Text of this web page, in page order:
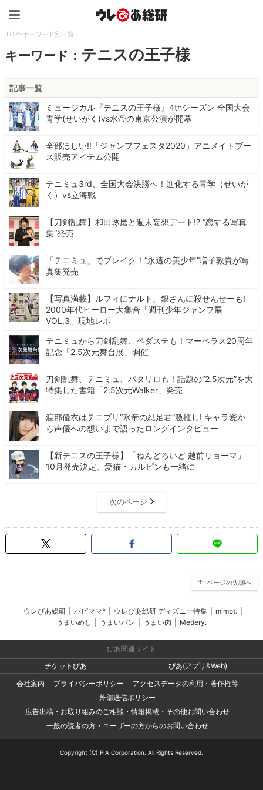
TOP>キーワード別一覧
キーワード： テニスの王子様
記事一覧
ミュージカル『テニスの王子様』4thシーズン 全国大会
青学(せいがく)vs氷帝の東京公演が開幕
全部ほしい!!「ジャンプフェスタ2020」アニメイトブー
ス販売アイテム公開
テニミュ3rd、全国大会決勝へ！進化する青学（せいが
く）vs立海戦
【刀剣乱舞】和田琢磨と週末妄想デート!? “恋する写真
集”発売
「テニミュ」でブレイク！“永遠の美少年”増子敦貴が写
真集発売
【写真満載】ルフィにナルト、銀さんに殺せんせーも!
2000年代ヒーロー大集合「週刊少年ジャンプ展
VOL.3」現地レポ
テニミュから刀剣乱舞、ペダステも！マーベラス20周年
記念「2.5次元舞台展」開催
刀剣乱舞、テニミュ、パタリロも！話題の“2.5次元”を大
特集した書籍「2.5次元Walker」発売
渡部優衣はテニプリ“氷帝の忍足君”激推し! キャラ愛か
ら声優への想いまで語ったロングインタビュー
【新テニスの王子様】「ねんどろいど 越前リョーマ」
10月発売決定、愛猫・カルピンも一緒に
次のページ
ページの先頭へ
ウレぴあ総研 ハピママ* ウレぴあ総研 ディズニー特集 mimot.
うまいめし
うまいパン うまい肉 Medery.
ぴあ関連サイト
チケットぴあ
ぴあ(アプリ&Web)
会社案内
プライバシーポリシー
アクセスデータの利用・著作権等
外部送信ポリシー
広告出稿・お取り組みのご相談・情報掲載・その他お問い合わせ
一般の読者の方・ユーザーの方からのお問い合わせ
Copyright (C) PIA Corporation. All Rights Reserved.